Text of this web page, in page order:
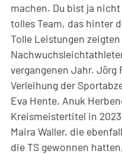
machen. Du bist ja
tolles Team, das hinter
Tolle Leistungen
vergangenen Jahr.
Verleihung der
Eva Hente, Anuk
Kreismeistertitel in
Maira Waller, die
die TS gewonnen